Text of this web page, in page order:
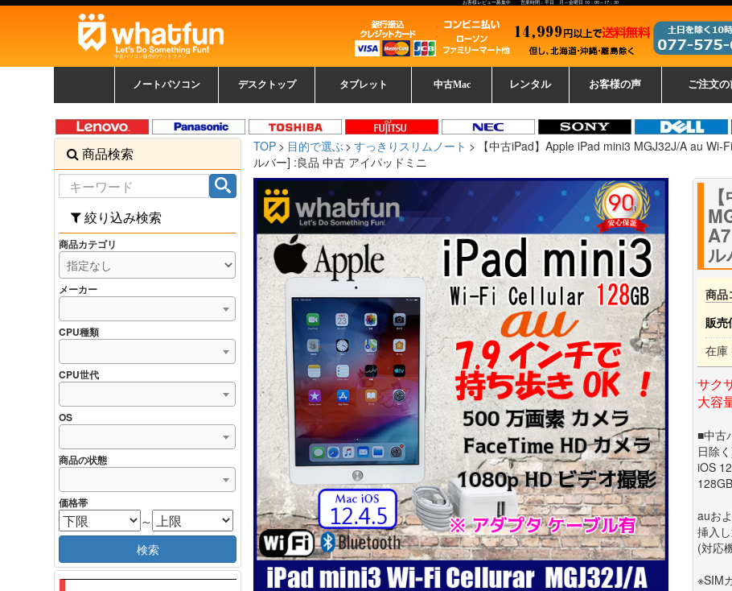
お客様レビュー募集中 営業時間：平日 月～金曜日 10：00～17：30
中古パソコン販売のワットファン
ノートパソコン
覧
パソコン
ッカード
デスクトップ
中古デスクトップ一覧
新品デスクトップ一
覧
ゲーミングパソコン
トレーディングパソ
コン
ッカード
タブレット 中古Mac レンタル お客様の声 ご注文の
TOP 目的で選ぶ すっきりスリムノート
【中古iPad】Apple iPad mini3 MGJ32J/A au
ルバー] :良品 中古 アイパッドミニ
ル
商品
販売
在庫
サク
大容
■中古
日除
iOS
auお
挿入
(対応
※SIM
商品検索
絞り込み検索
商品カテゴリ
メーカー
CPU種類
CPU世代
OS
商品の状態
価格帯
～
検索